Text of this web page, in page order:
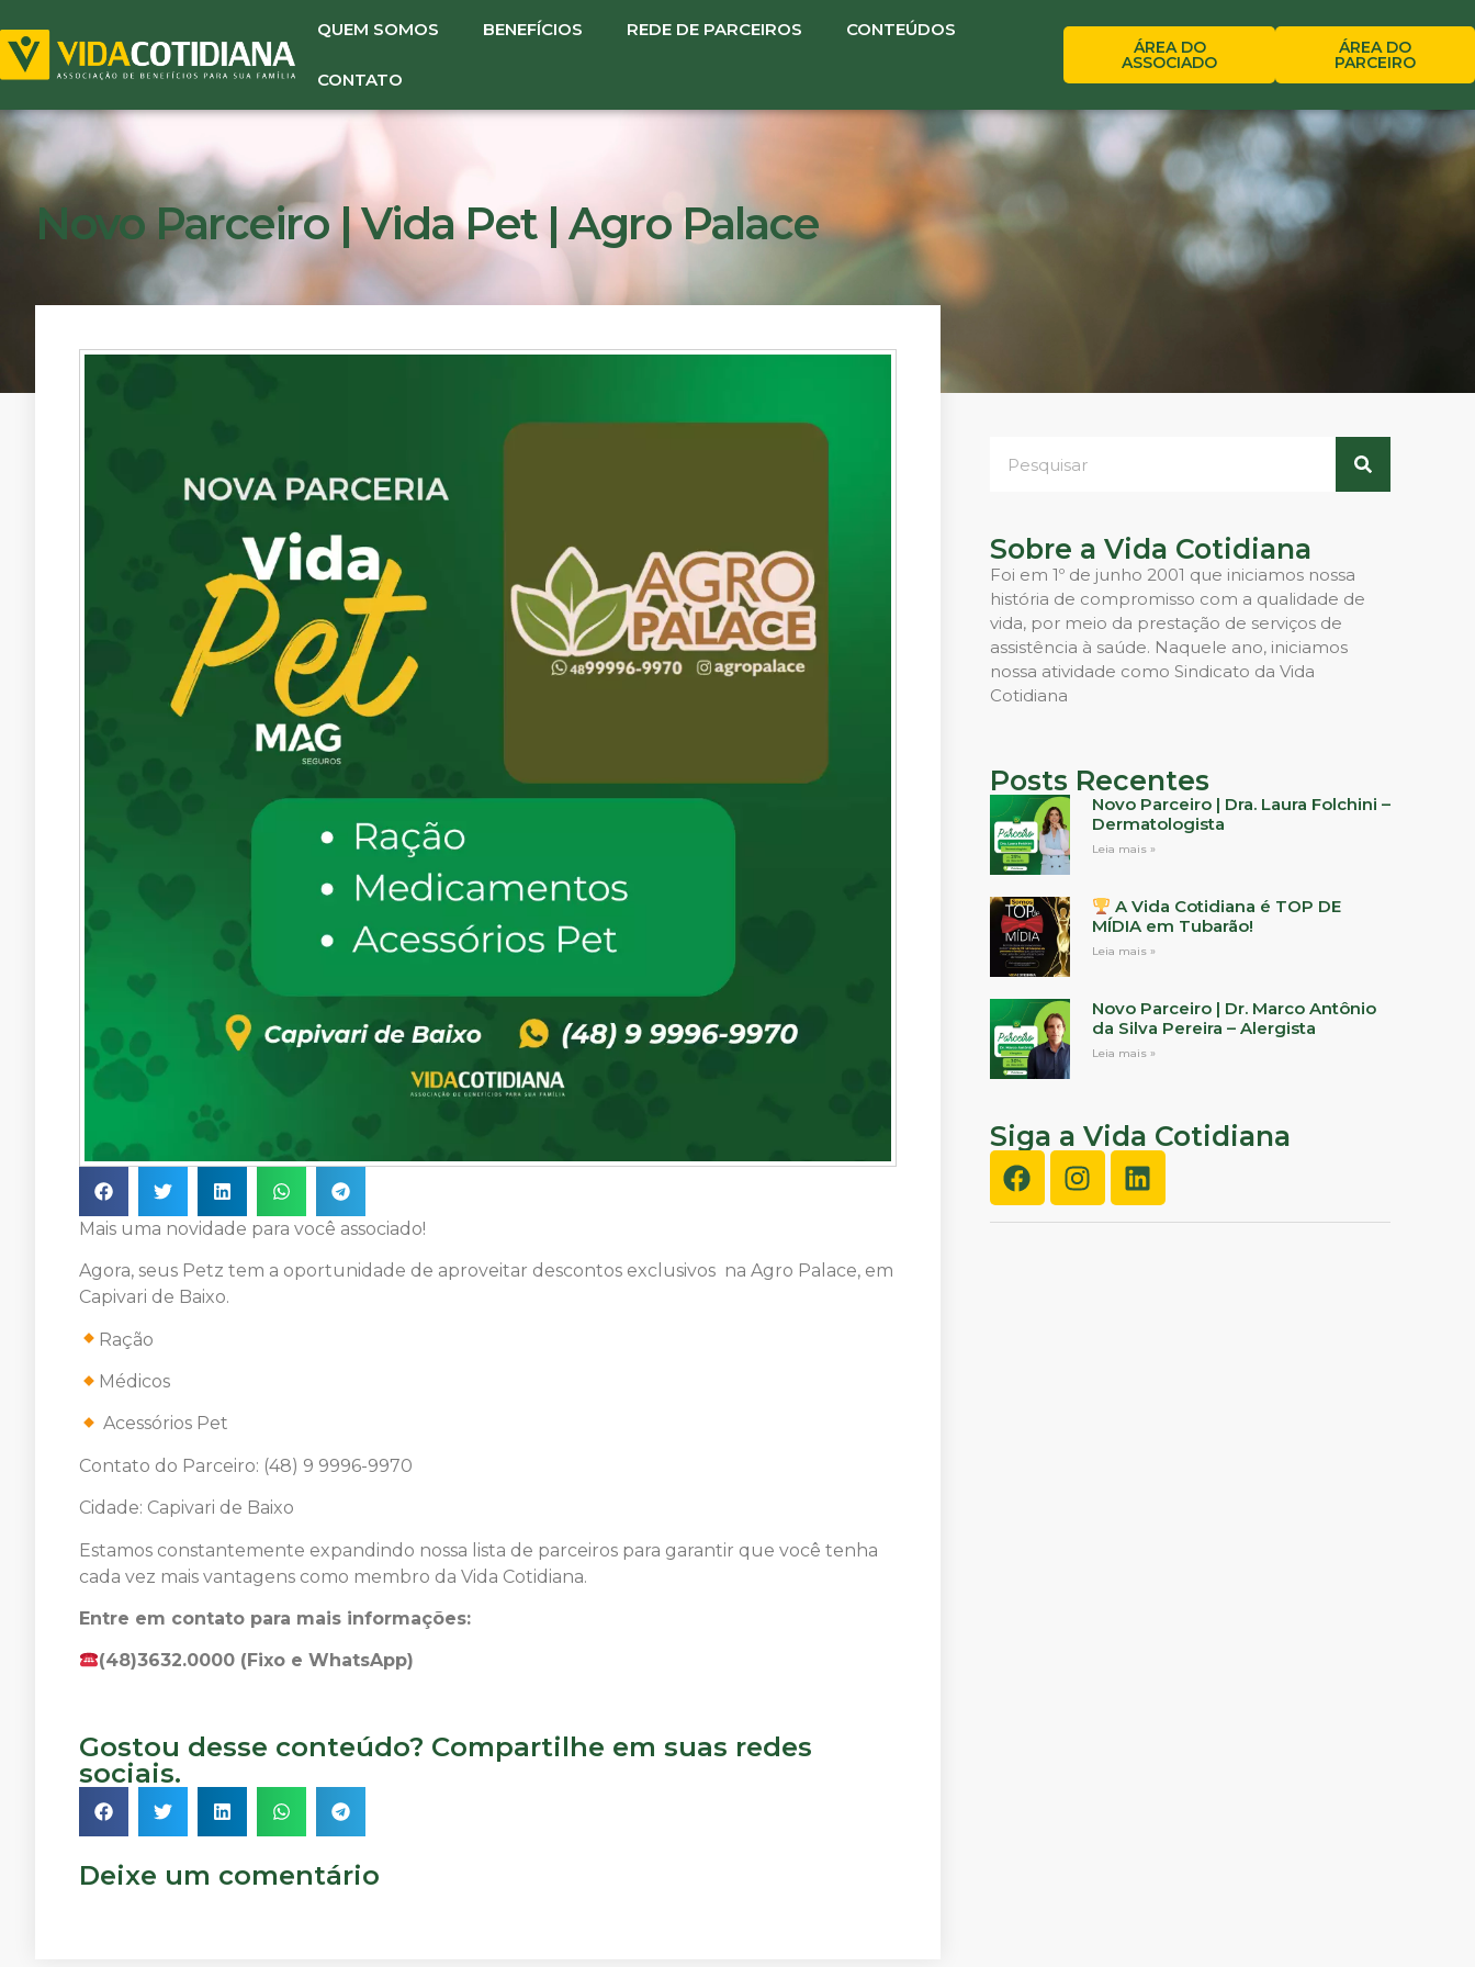
QUEM SOMOS BENEFÍCIOS REDE DE PARCEIROS CONTEÚDOS
CONTATO
ÁREA DO
ASSOCIADO
ÁREA DO
PARCEIRO
Novo Parceiro | Vida Pet | Agro Palace
Mais uma novidade para você associado!
Agora, seus Petz tem a oportunidade de aproveitar descontos exclusivos na Agro Palace, em
Capivari de Baixo.
Ração
Médicos
Acessórios Pet
Contato do Parceiro: (48) 9 9996-9970
Cidade: Capivari de Baixo
Estamos constantemente expandindo nossa lista de parceiros para garantir que você tenha
cada vez mais vantagens como membro da Vida Cotidiana.
Entre em contato para mais informações:
(48)3632.0000 (Fixo e WhatsApp)
Gostou desse conteúdo? Compartilhe em suas redes
sociais.
Deixe um comentário
Sobre a Vida Cotidiana
Foi em 1º de junho 2001 que iniciamos nossa
história de compromisso com a qualidade de
vida, por meio da prestação de serviços de
assistência à saúde. Naquele ano, iniciamos
nossa atividade como Sindicato da Vida
Cotidiana
Posts Recentes
Novo Parceiro | Dra. Laura Folchini –
Dermatologista
Leia mais »
A Vida Cotidiana é TOP DE
MÍDIA em Tubarão!
Leia mais »
Novo Parceiro | Dr. Marco Antônio
da Silva Pereira – Alergista
Leia mais »
Siga a Vida Cotidiana